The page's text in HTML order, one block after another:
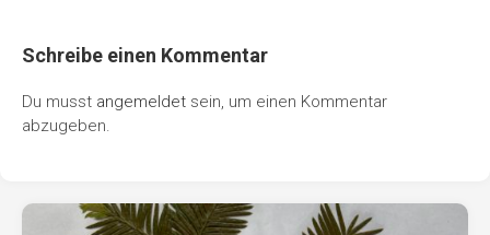
Schreibe einen Kommentar
Du musst angemeldet sein, um einen Kommentar
abzugeben.